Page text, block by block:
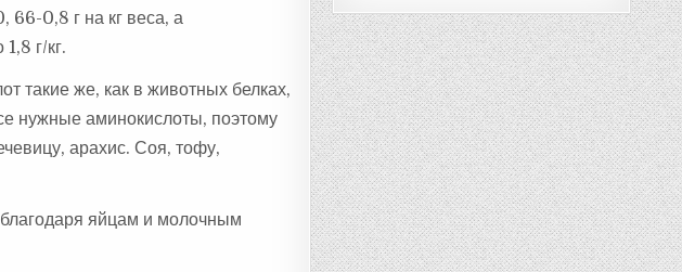
66-0,8 г на кг веса, а
г/кг.
такие же, как в животных белках,
нужные аминокислоты, поэтому
арахис. Соя, тофу,
благодаря яйцам и молочным